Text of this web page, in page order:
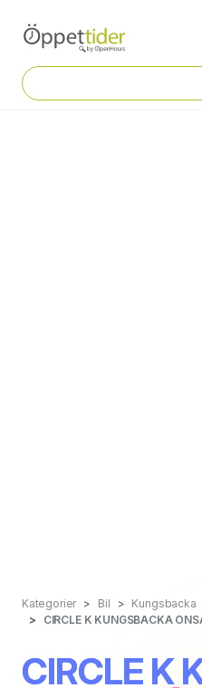
Kategorier Bil
Kungsbacka
CIRCLE K KUNGSBACKA
CIRCLE K